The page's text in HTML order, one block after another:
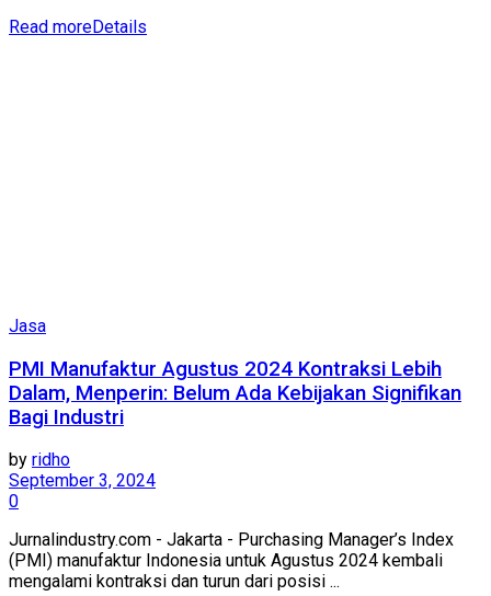
Read moreDetails
Jasa
PMI Manufaktur Agustus 2024 Kontraksi Lebih
Dalam, Menperin: Belum Ada Kebijakan Signifikan
Bagi Industri
by ridho
September 3, 2024
0
Jurnalindustry.com - Jakarta - Purchasing Manager’s Index
(PMI) manufaktur Indonesia untuk Agustus 2024 kembali
mengalami kontraksi dan turun dari posisi ...